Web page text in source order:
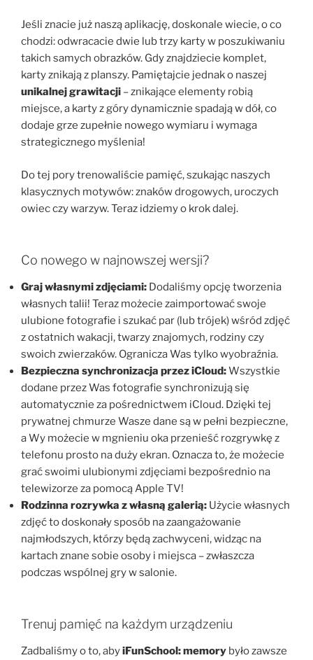
Jeśli znacie już naszą aplikację, doskonale wiecie, o co
chodzi: odwracacie dwie lub trzy karty w poszukiwaniu
takich samych obrazków. Gdy znajdziecie komplet,
karty znikają z planszy. Pamiętajcie jednak o naszej
unikalnej grawitacji – znikające elementy robią
miejsce, a karty z góry dynamicznie spadają w dół, co
dodaje grze zupełnie nowego wymiaru i wymaga
strategicznego myślenia!
Do tej pory trenowaliście pamięć, szukając naszych
klasycznych motywów: znaków drogowych, uroczych
owiec czy warzyw. Teraz idziemy o krok dalej.
Co nowego w najnowszej wersji?
Graj własnymi zdjęciami: Dodaliśmy opcję tworzenia
własnych talii! Teraz możecie zaimportować swoje
ulubione fotografie i szukać par (lub trójek) wśród zdjęć
z ostatnich wakacji, twarzy znajomych, rodziny czy
swoich zwierzaków. Ogranicza Was tylko wyobraźnia.
Bezpieczna synchronizacja przez iCloud:Wszystkie
dodane przez Was fotografie synchronizują się
automatycznie za pośrednictwem iCloud. Dzięki tej
prywatnej chmurze Wasze dane są w pełni bezpieczne,
a Wy możecie w mgnieniu oka przenieść rozgrywkę z
telefonu prosto na duży ekran. Oznacza to, że możecie
grać swoimi ulubionymi zdjęciami bezpośrednio na
telewizorze za pomocą Apple TV!
Rodzinna rozrywka z własną galerią: Użycie własnych
zdjęć to doskonały sposób na zaangażowanie
najmłodszych, którzy będą zachwyceni, widząc na
kartach znane sobie osoby i miejsca – zwłaszcza
podczas wspólnej gry w salonie.
Trenuj pamięć na każdym urządzeniu
Zadbaliśmy o to, abyiFunSchool: memory było zawsze